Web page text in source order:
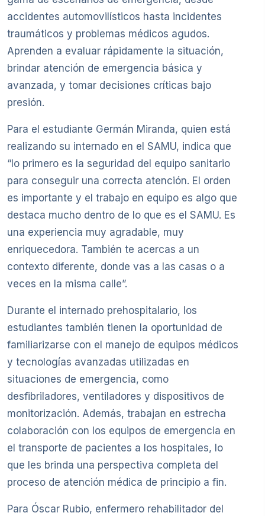
accidentes automovilísticos hasta incidentes
traumáticos y problemas médicos agudos.
Aprenden a evaluar rápidamente la situación,
brindar atención de emergencia básica y
avanzada, y tomar decisiones críticas bajo
presión.
Para el estudiante Germán Miranda, quien está
realizando su internado en el SAMU, indica que
“lo primero es la seguridad del equipo sanitario
para conseguir una correcta atención. El orden
es importante y el trabajo en equipo es algo que
destaca mucho dentro de lo que es el SAMU. Es
una experiencia muy agradable, muy
enriquecedora. También te acercas a un
contexto diferente, donde vas a las casas o a
veces en la misma calle”.
Durante el internado prehospitalario, los
estudiantes también tienen la oportunidad de
familiarizarse con el manejo de equipos médicos
y tecnologías avanzadas utilizadas en
situaciones de emergencia, como
desfibriladores, ventiladores y dispositivos de
monitorización. Además, trabajan en estrecha
colaboración con los equipos de emergencia en
el transporte de pacientes a los hospitales, lo
que les brinda una perspectiva completa del
proceso de atención médica de principio a fin.
Para Óscar Rubio, enfermero rehabilitador del